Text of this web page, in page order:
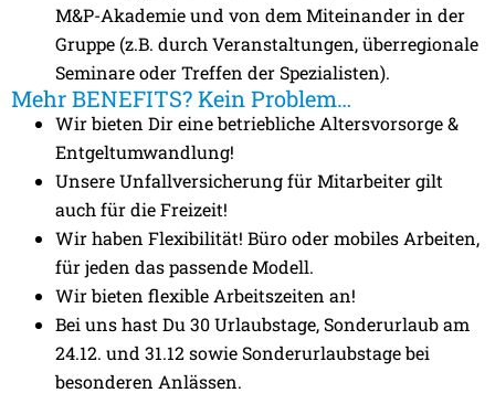
M&P-Akademie und von dem Miteinander in der
Gruppe (z.B. durch Veranstaltungen, überregionale
Seminare oder Treffen der Spezialisten).
Mehr BENEFITS? Kein Problem…
Wir bieten Dir eine betriebliche Altersvorsorge &
Entgeltumwandlung!
Unsere Unfallversicherung für Mitarbeiter gilt
auch für die Freizeit!
Wir haben Flexibilität! Büro oder mobiles Arbeiten,
für jeden das passende Modell.
Wir bieten flexible Arbeitszeiten an!
Bei uns hast Du 30 Urlaubstage, Sonderurlaub am
24.12. und 31.12 sowie Sonderurlaubstage bei
besonderen Anlässen.